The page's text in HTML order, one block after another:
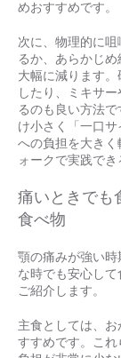
めおすすめです。
次に、物理的に
るか、あらかじ
大幅に減ります
したり、ミキサ
るのも良い方法
け小さく「一口
への負担を大き
ォークで実践でき
痛いときでも
食べ物
顎の痛みが強い時
な時でも安心し
ご紹介します。
主食としては、
すすめです。こ